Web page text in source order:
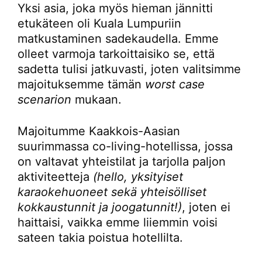
Yksi asia, joka myös hieman jännitti
etukäteen oli Kuala Lumpuriin
matkustaminen sadekaudella. Emme
olleet varmoja tarkoittaisiko se, että
sadetta tulisi jatkuvasti, joten valitsimme
majoituksemme tämän worst case
scenarion mukaan.
Majoitumme Kaakkois-Aasian
suurimmassa co-living-hotellissa, jossa
on valtavat yhteistilat ja tarjolla paljon
aktiviteetteja (hello, yksityiset
karaokehuoneet sekä yhteisölliset
kokkaustunnit ja joogatunnit!), joten ei
haittaisi, vaikka emme liiemmin voisi
sateen takia poistua hotellilta.